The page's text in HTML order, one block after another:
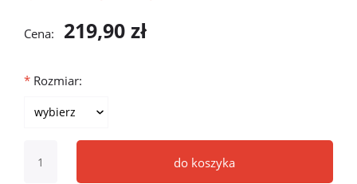
Cena: 219,90 zł
* Rozmiar:
do koszyka